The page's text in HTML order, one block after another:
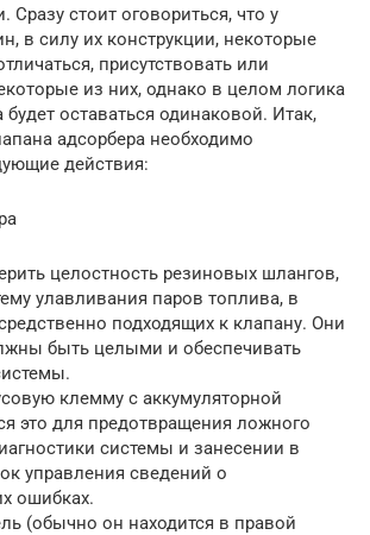
Сразу стоит оговориться, что у
в силу их конструкции, некоторые
присутствовать или
из них, однако в целом логика
будет оставаться одинаковой. Итак,
адсорбера необходимо
действия:
целостность резиновых шлангов,
улавливания паров топлива, в
подходящих к клапану. Они
быть целыми и обеспечивать
клемму с аккумуляторной
это для предотвращения ложного
системы и занесении в
управления сведений о
ошибках.
(обычно он находится в правой